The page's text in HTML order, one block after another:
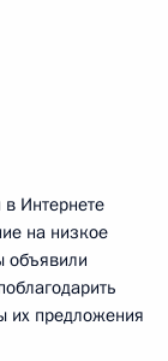
Интернете
на низкое
объявили
их предложения